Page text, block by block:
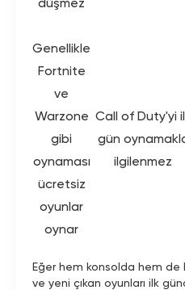
Genellikle
Fortnite
ve
Warzone
gibi
oynaması
ücretsiz
oyunlar
oynar
Call of Duty'yi
gün
ilgilenmez
Eğer hem konsolda hem de
ve yeni çıkan oyunları ilk